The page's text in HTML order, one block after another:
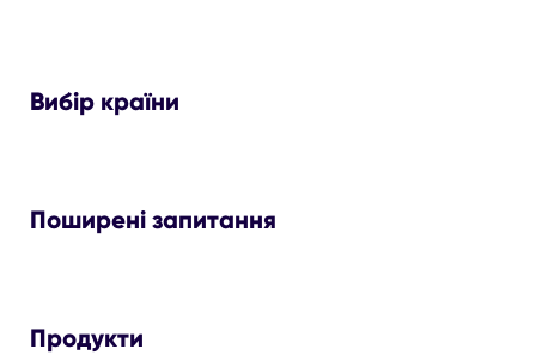
Вибір країни
Поширені запитання
Продукти